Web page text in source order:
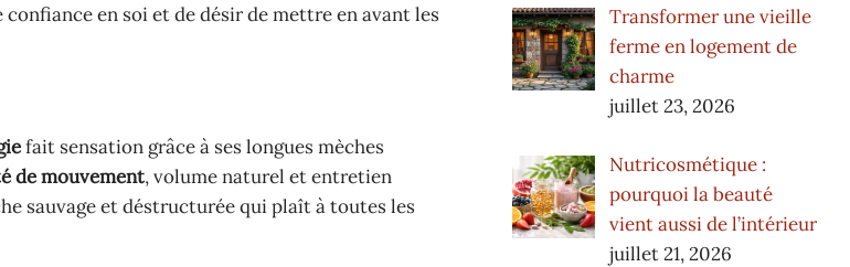
en soi et de désir de mettre en avant les
fait sensation grâce à ses longues mèches
de mouvement, volume naturel et entretien
sauvage et déstructurée qui plaît à toutes les
Transformer une vieille
ferme en logement de
charme
juillet 23, 2026
Nutricosmétique :
pourquoi la beauté
vient aussi de l’intérieur
juillet 21, 2026